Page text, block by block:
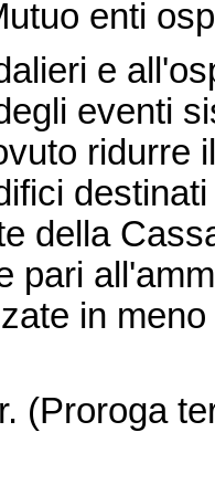
enti
e
eventi
ridurre
della
pari
in
(Proroga